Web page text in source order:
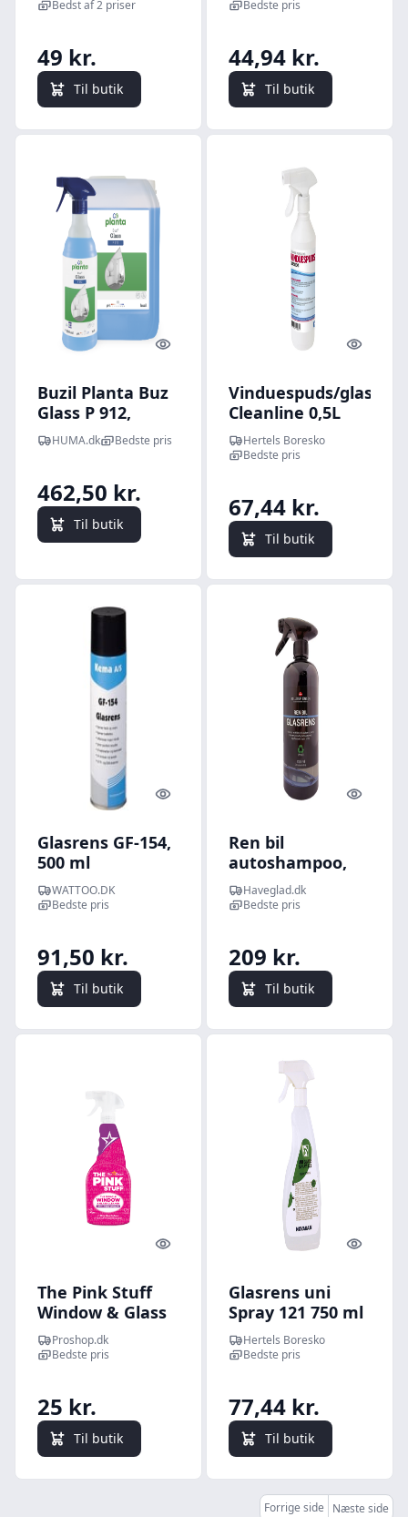
Bedst af 2 priser
49 kr.
Til butik
Bedste pris
44,94 kr.
Til butik
Quick look
Buzil Planta Buz
Glass P 912,
glasrens, 10 L
HUMA.dk Bedste pris
462,50 kr.
Til butik
Quick
Vinduespuds/glasrens
Cleanline 0,5L
Hertels Boresko
Bedste pris
67,44 kr.
Til butik
Quick look
Glasrens GF-154,
500 ml
WATTOO.DK
Bedste pris
91,50 kr.
Til butik
Quick
Ren bil
autoshampoo,
cockpitrens,
fælgerens,
Haveglad.dk
Bedste pris
209 kr.
Til butik
Quick look
The Pink Stuff
Window & Glass
Cleaner 750ml
Proshop.dk
Bedste pris
25 kr.
Til butik
Quick
Glasrens uni
Spray 121 750 ml
Hertels Boresko
Bedste pris
77,44 kr.
Til butik
Forrige side Næste side